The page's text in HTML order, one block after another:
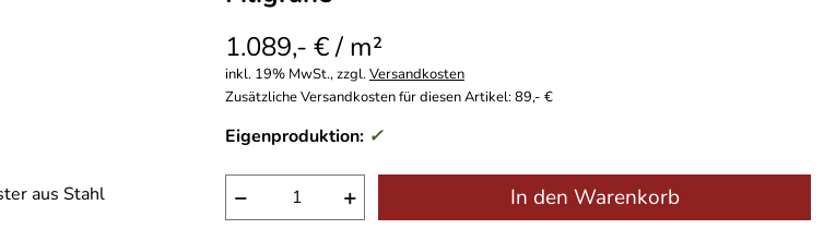
1.089,- € / m²
inkl. 19% MwSt., zzgl.Versandkosten
Zusätzliche Versandkosten für diesen Artikel: 89,- €
Eigenproduktion: ✓
− + In den Warenkorb